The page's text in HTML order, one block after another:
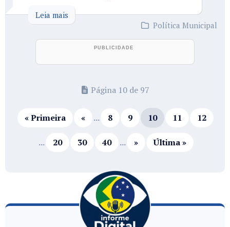
Leia mais
Política Municipal
Página 10 de 97
« Primeira « ... 8 9 10 11 12
... 20 30 40 ... » Última »